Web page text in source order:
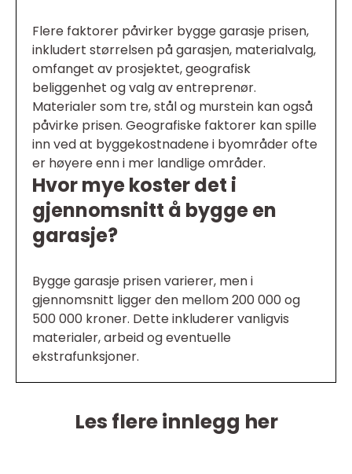
Flere faktorer påvirker bygge garasje prisen,
inkludert størrelsen på garasjen, materialvalg,
omfanget av prosjektet, geografisk
beliggenhet og valg av entreprenør.
Materialer som tre, stål og murstein kan også
påvirke prisen. Geografiske faktorer kan spille
inn ved at byggekostnadene i byområder ofte
er høyere enn i mer landlige områder.
Hvor mye koster det i
gjennomsnitt å bygge en
garasje?
Bygge garasje prisen varierer, men i
gjennomsnitt ligger den mellom 200 000 og
500 000 kroner. Dette inkluderer vanligvis
materialer, arbeid og eventuelle
ekstrafunksjoner.
Les flere innlegg her